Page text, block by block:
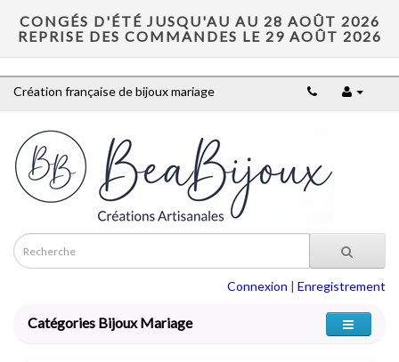
CONGÉS D'ÉTÉ JUSQU'AU AU 28 AOÛT 2026
REPRISE DES COMMANDES LE 29 AOÛT 2026
Création française de bijoux mariage
Connexion | Enregistrement
Catégories Bijoux Mariage